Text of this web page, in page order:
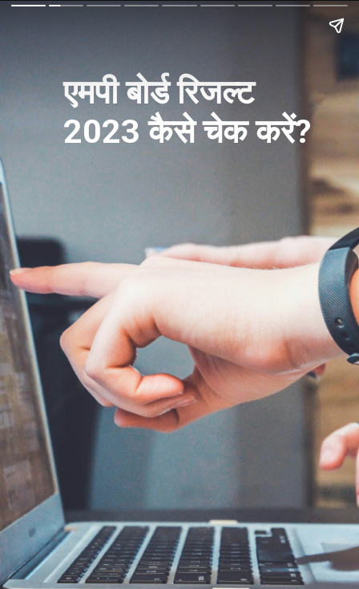
एमपी बोर्ड रिजल्ट
2023 कैसे चेक करें?